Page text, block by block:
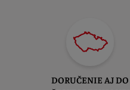
DORUČENIE AJ DO